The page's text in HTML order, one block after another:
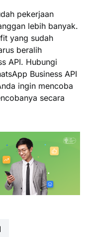
pekerjaan
lebih banyak.
yang sudah
beralih
API. Hubungi
Business API
ingin mencoba
secara